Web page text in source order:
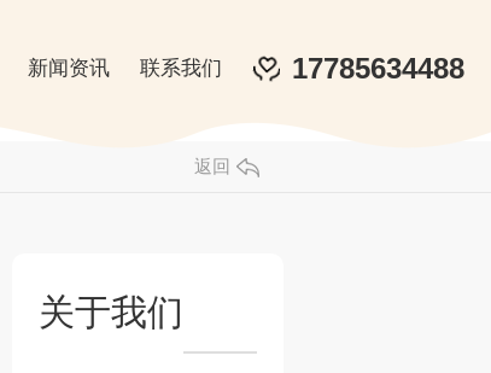
新闻资讯 联系我们 17785634488
返回
关于我们